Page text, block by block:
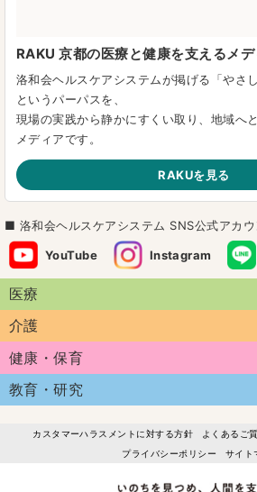
RAKU 京都の医療と健康を支えるメ
洛和会ヘルスケアシステムが掲げる「やさ
というパーパスを、
現場の実践から静かにすくい取り、地域へ
メディアです。
RAKUを見る
洛和会ヘルスケアシステム SNS公式アカウ
YouTube Instagram
医療
介護
健康・保育
教育・研究
カスタマーハラスメントに対する方針 よくあるご
プライバシーポリシー
サイト